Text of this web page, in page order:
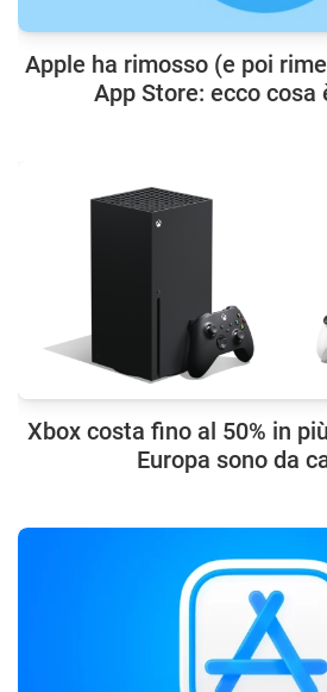
Apple ha rimosso (e poi
App Store: ecco cosa
Xbox costa fino al 50% in
Europa sono da